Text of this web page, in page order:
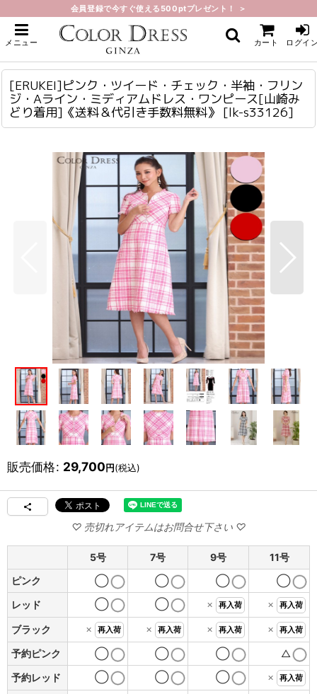
会員登録で今すぐ使える500ptプレゼント！ ＞
メニュー カート ログイ
ホーム > ミディアム
[ERUKEI]ピンク・ツイード・チェック・半袖・フリンジ・Aライン・ミディア
ムドレス・ワンピース[山崎みどり着用]《送料＆代引き手数料無料》
[ERUKEI]ピンク・ツイード・チェック・半袖・フリン
ジ・Aライン・ミディアムドレス・ワンピース[山崎み
どり着用]《送料＆代引き手数料無料》 [lk-s33126]
販売価格: 29,700円(税込)
5号 7号 9号
11号
ピンク
◯ ◯ ◯
◯
レッド
◯ ◯ × 再入荷 × 再入荷
ブラック × 再入荷 × 再入荷 × 再入荷 × 再入荷
予約ピンク ◯ ◯ ◯
△
予約レッド
◯ ◯ ◯ × 再入荷